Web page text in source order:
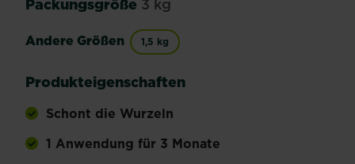
Packungsgröße 3 kg
Andere Größen 1,5 kg
Produkteigenschaften
Schont die Wurzeln
1 Anwendung für 3 Monate